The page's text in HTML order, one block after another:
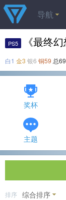
导航
PS5 《最终
白1 金3 银6 铜59 总69
奖杯
主题
排序 综合排序